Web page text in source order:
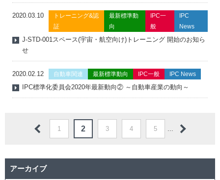
2020.03.10
トレーニング&認
証
最新標準動
向
IPC一
般
IPC
News
J-STD-001スペース(宇宙・航空向け)トレーニング 開始のお知ら
せ
2020.02.12 自動車関連 最新標準動向 IPC一般 IPC News
IPC標準化委員会2020年最新動向② ～自動車産業の動向～
1 2 3 4 5
アーカイブ